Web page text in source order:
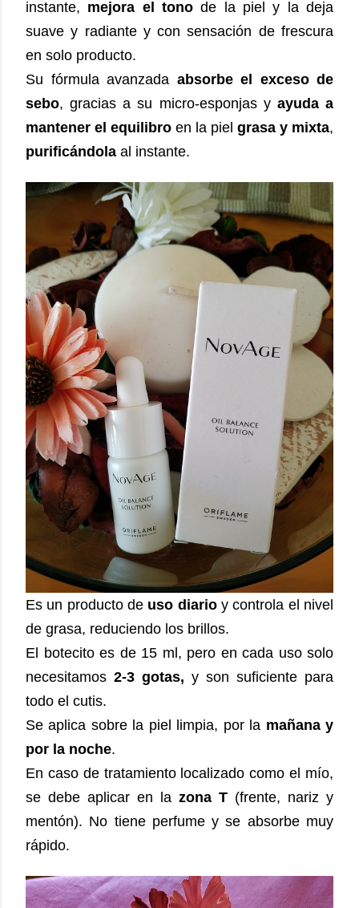
instante, mejora el tono de la piel y la deja
suave y radiante y con sensación de frescura
en solo producto.
Su fórmula avanzada absorbe el exceso de
sebo, gracias a su micro-esponjas y ayuda a
mantener el equilibro en la piel grasa y mixta,
purificándola al instante.
Es un producto de uso diarioy controla el nivel
de grasa, reduciendo los brillos.
El botecito es de 15 ml, pero en cada uso solo
necesitamos 2-3 gotas, y son suficiente para
todo el cutis.
Se aplica sobre la piel limpia, por la mañana y
por la noche.
En caso de tratamiento localizado como el mío,
se debe aplicar en la zona T (frente, nariz y
mentón). No tiene perfume y se absorbe muy
rápido.